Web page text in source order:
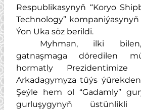
Respublikasynyň “Koryo
Technology”
Ýon Uka söz berildi.
Myhman, ilki
gatnaşmaga döredilen
hormatly Prezidentimize
Arkadagymyza tüýs
Şeýle hem ol “Gadamly”
gurluşygynyň üstünlikli